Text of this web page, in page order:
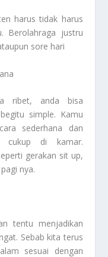
harus tidak harus
Berolahraga justru
sore hari
ribet, anda bisa
simple. Kamu
sederhana dan
cukup di kamar.
gerakan sit up,
nya.
tentu menjadikan
Sebab kita terus
sesuai dengan